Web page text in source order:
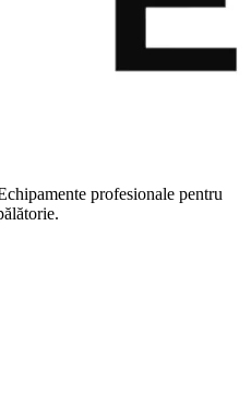
profesionale pentru